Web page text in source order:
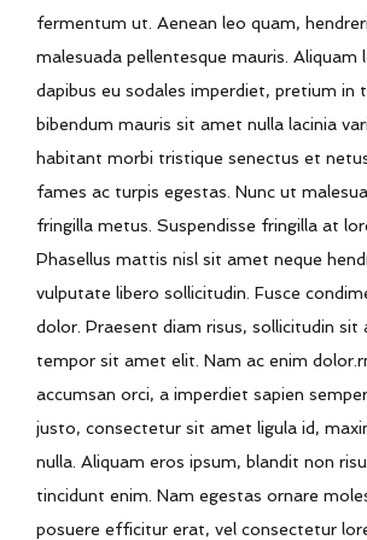
fermentum ut. Aenean leo quam,
malesuada pellentesque mauris. Aliquam
dapibus eu sodales imperdiet, pretium in
bibendum mauris sit amet nulla lacinia
habitant morbi tristique senectus et
fames ac turpis egestas. Nunc ut
fringilla metus. Suspendisse fringilla at
Phasellus mattis nisl sit amet neque
vulputate libero sollicitudin. Fusce
dolor. Praesent diam risus, sollicitudin sit
tempor sit amet elit. Nam ac enim
accumsan orci, a imperdiet sapien
justo, consectetur sit amet ligula id,
nulla. Aliquam eros ipsum, blandit non
tincidunt enim. Nam egestas ornare
posuere efficitur erat, vel consectetur